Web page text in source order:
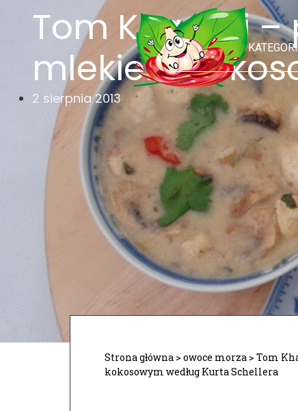
Tom Kha Gai
mlekiem
2 sierpnia 2013
Strona główna > owoce morza > Tom
kokosowym według Kurta Schellera